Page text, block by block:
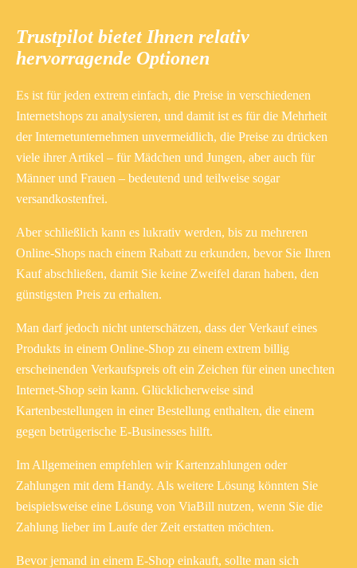
Trustpilot bietet Ihnen relativ
hervorragende Optionen
Es ist für jeden extrem einfach, die Preise in verschiedenen
Internetshops zu analysieren, und damit ist es für die Mehrheit
der Internetunternehmen unvermeidlich, die Preise zu drücken
viele ihrer Artikel – für Mädchen und Jungen, aber auch für
Männer und Frauen – bedeutend und teilweise sogar
versandkostenfrei.
Aber schließlich kann es lukrativ werden, bis zu mehreren
Online-Shops nach einem Rabatt zu erkunden, bevor Sie Ihren
Kauf abschließen, damit Sie keine Zweifel daran haben, den
günstigsten Preis zu erhalten.
Man darf jedoch nicht unterschätzen, dass der Verkauf eines
Produkts in einem Online-Shop zu einem extrem billig
erscheinenden Verkaufspreis oft ein Zeichen für einen unechten
Internet-Shop sein kann. Glücklicherweise sind
Kartenbestellungen in einer Bestellung enthalten, die einem
gegen betrügerische E-Businesses hilft.
Im Allgemeinen empfehlen wir Kartenzahlungen oder
Zahlungen mit dem Handy. Als weitere Lösung könnten Sie
beispielsweise eine Lösung von ViaBill nutzen, wenn Sie die
Zahlung lieber im Laufe der Zeit erstatten möchten.
Bevor jemand in einem E-Shop einkauft, sollte man sich